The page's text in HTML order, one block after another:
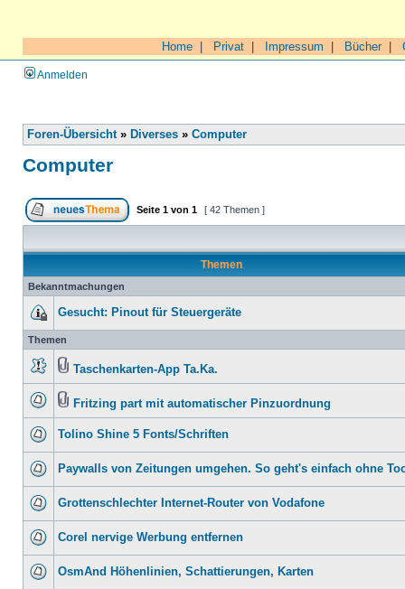
Home Privat Impressum Bücher|
Anmelden
Foren-Übersicht» Diverses » Computer
Computer
Seite 1 von 1 [ 42 Themen ]
Themen
Bekanntmachungen
Gesucht: Pinout für Steuergeräte
Themen
Taschenkarten-App Ta.Ka.
Fritzing part mit automatischer Pinzuordnung
Tolino Shine 5 Fonts/Schriften
Paywalls von Zeitungen umgehen. So geht's einfach ohne
Grottenschlechter Internet-Router von Vodafone
Corel nervige Werbung entfernen
OsmAnd Höhenlinien, Schattierungen, Karten